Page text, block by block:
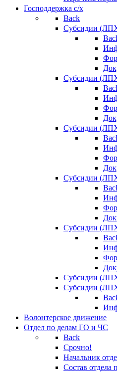
Господдержка с/х
Back
Субсидии
Субсидии
Субсидии
Субсидии
Субсидии
Субсидии
Субсидии
Волонтерское движение
Отдел по делам ГО и ЧС
Back
Срочно!
Начальник
Состав